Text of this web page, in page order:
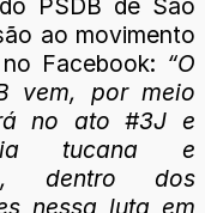
PSDB de São
ao movimento
Facebook: “O
vem, por meio
no ato #3J e
tucana e
dentro dos
nessa luta em